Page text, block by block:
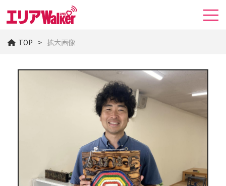
TOP 拡大画像